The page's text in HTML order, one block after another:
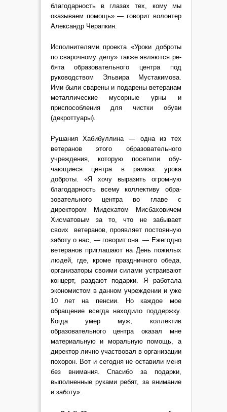
благодарность в глазах тех, кому мы
оказы­ваем помощь» — говорит во­лонтер
Александр Черапкин.
Исполнителями проекта «Уроки доброты
по сварочно­му делу» также являются ре­
бята образовательного центра под
руководством Эльвира Мустакимова.
Ими были сва­рены и подарены ветеранам
металлические мусорные урны и
приспособления для чистки обуви
(декроттуары).
Рушания Хабибуллина — одна из тех
ветеранов этого образовательного
учрежде­ния, которую посетили обу­
чающиеся центра в рамках урока
доброты. «Я хочу вы­разить огромную
благодар­ность всему коллективу обра­
зовательного центра во главе с
директором Мидехатом Мисбаховичем
Хисматовым за то, что не забывает
своих ветеранов, проявляет по­стоянную
за­боту о нас, — говорит она. — Ежегодно
ве­теранов при­глашают на День пожилых
людей, где, кроме празд­ничного обе­да,
организа­торы своими силами устраивают
концерт, раздают по­дарки. Я работала
экономис­том в данном учреждении и уже
10 лет на пенсии. Но каждое мое
обращение всегда находило поддержку.
Когда умер муж, коллектив
образовательного центра оказал мне
материаль­ную и моральную помощь, а
ди­ректор лично участвовал в организации
похорон. Вот и се­годня не оставили меня
без внимания. Спасибо за подар­ки,
выполненные руками ре­бят, за внимание
и заботу».